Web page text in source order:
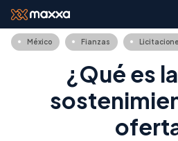
México Fianzas
¿Qué es